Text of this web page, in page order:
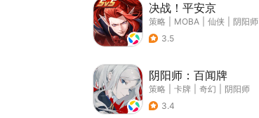
决战！平安京
策略 MOBA 仙侠
阴阳师
3.5
阴阳师：百闻牌
策略 卡牌 奇幻
阴阳师
3.4